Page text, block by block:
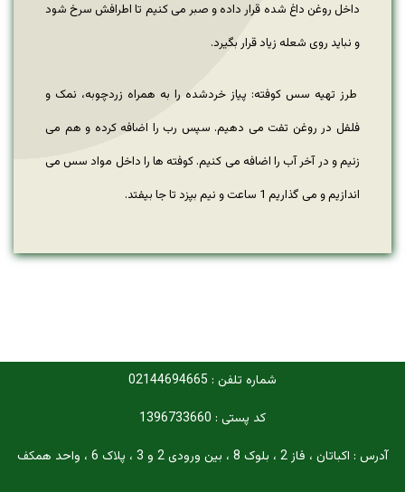
داخل روغن داغ شده قرار داده و صبر می کنیم تا اطرافش سرخ شود
و نباید روی شعله زیاد قرار بگیرد.
طرز تهیه سس کوفته: پیاز خردشده را به همراه زردچوبه، نمک و
فلفل در روغن تفت می دهیم. سپس رب را اضافه کرده و هم می
زنیم و در آخر آب را اضافه می کنیم. کوفته ها را داخل مواد سس می
اندازیم و می گذاریم 1 ساعت و نیم بپزد تا جا بیفتد.
شماره تلفن : 02144694665
کد پستی : 1396733660
آدرس : اکباتان ، فاز 2 ، بلوک 8 ، بین ورودی 2 و 3 ، پلاک 6 ، واحد همکف